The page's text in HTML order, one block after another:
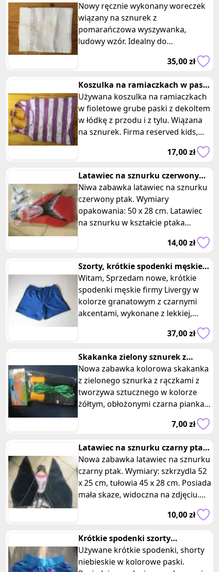
wyszywanka
Nowy ręcznie wykonany woreczek
wiązany na sznurek z
pomarańczowa wyszywanka,
ludowy wzór. Idealny do
suchych strączków, ziół lub ja
35,00 zł
Koszulka na ramiaczkach w paski
z wiązaniem z tylu reserved
Używana koszulka na ramiaczkach
w fioletowe grube paski z dekoltem
w łódkę z przodu i z tylu. Wiązana
na sznurek. Firma reserved kids,
17,00 zł
Latawiec na sznurku czerwony
ptak
Niwa zabawka latawiec na sznurku
czerwony ptak. Wymiary
opakowania: 50 x 28 cm. Latawiec
na sznurku w kształcie ptaka
zapewni Ci niezapomniane chwile
14,00 zł
Szorty, krótkie spodenki męskie
sportowe rozm. M
Witam, Sprzedam nowe, krótkie
spodenki męskie firmy Livergy w
kolorze granatowym z czarnymi
akcentami, wykonane z lekkiej,
przewiewnej i przyjemnej w dotyku,
37,00 zł
Skakanka zielony sznurek z
rączkami obitymi pianka
Nowa zabawka kolorowa skakanka
z zielonego sznurka z rączkami z
tworzywa sztucznego w kolorze
żółtym, obłożonymi czarna pianka
dla wygody trzymania. Świetny pre
7,00 zł
Latawiec na sznurku czarny ptak
z mała skaza
Nowa zabawka latawiec na sznurku
czarny ptak. Wymiary: szkrzydla 52
x 25 cm, tułowia 45 x 28 cm. Posiada
mała skaze, widoczna na zdjęciu.
10,00 zł
Krótkie spodenki szorty
szybkoschnące z kieszeniami i
gumka
Używane krótkie spodenki, shorty
niebieskie w kolorowe paski.